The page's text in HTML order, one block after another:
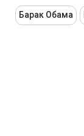
Барак Обама